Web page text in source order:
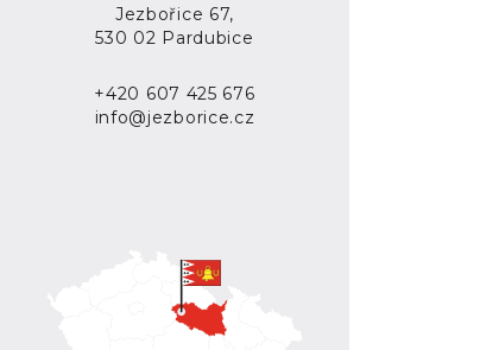
Jezbořice 67,
530 02 Pardubice
+420 607 425 676
info@jezborice.cz